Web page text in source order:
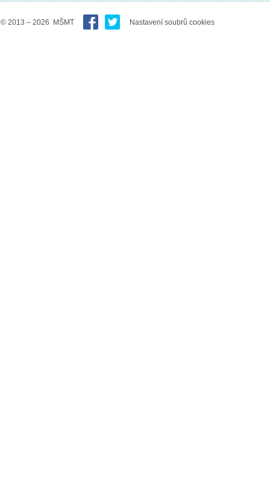
© 2013 – 2026 MŠMT Nastavení soubrů cookies